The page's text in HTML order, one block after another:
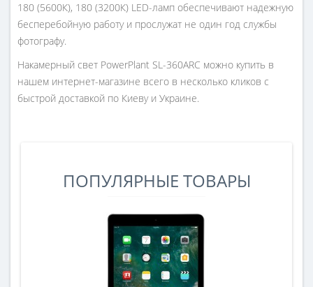
180 (5600К), 180 (3200К) LED-ламп обеспечивают надежную
бесперебойную работу и прослужат не один год службы
фотографу.
Накамерный свет PowerPlant SL-360ARC можно купить в
нашем интернет-магазине всего в несколько кликов с
быстрой доставкой по Киеву и Украине.
ПОПУЛЯРНЫЕ ТОВАРЫ